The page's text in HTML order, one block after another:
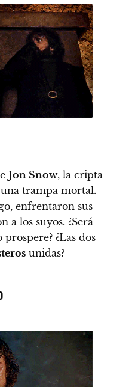
Jon Snow, la cripta
trampa mortal.
enfrentaron sus
a los suyos. ¿Será
prospere? ¿Las dos
unidas?